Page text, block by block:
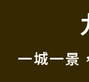
一城一景